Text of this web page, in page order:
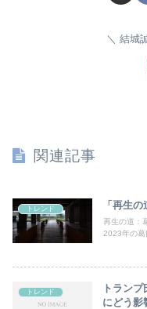
結城
関連記事
トレンド 「再生
再生の道：
2023年の葛
トレンド
トラン
にどう影